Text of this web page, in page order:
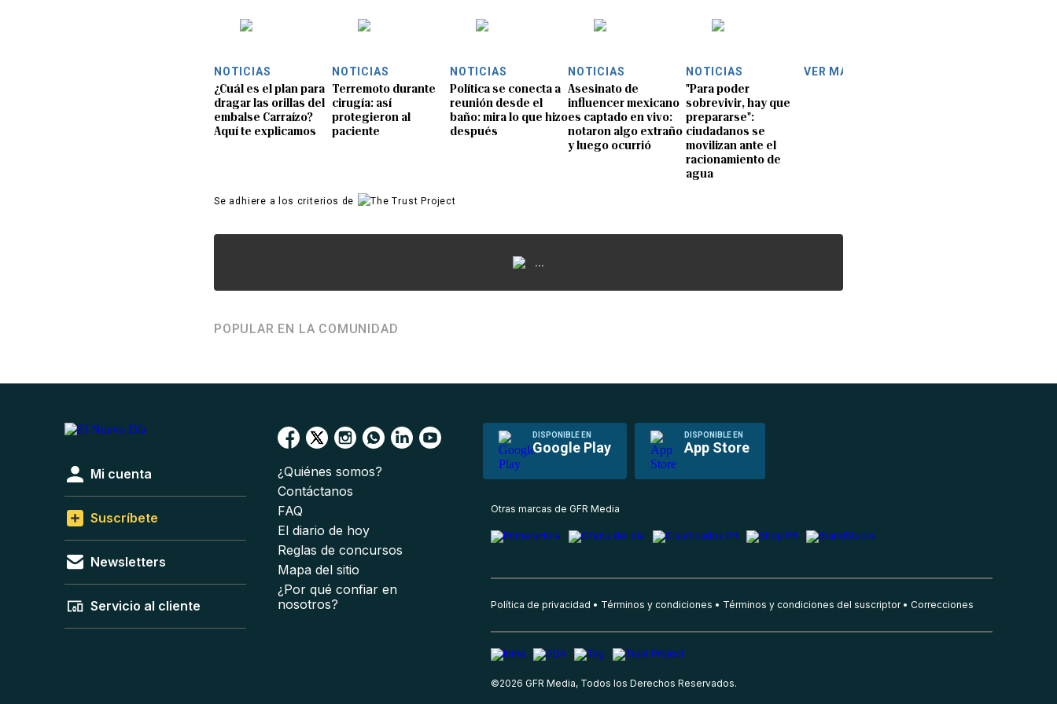
NOTICIAS
¿Cuál es el plan para
dragar las orillas del
embalse Carraízo?
Aquí te explicamos
NOTICIAS
Terremoto durante
cirugía: así
protegieron al
paciente
NOTICIAS
Política se conecta a
reunión desde el
baño: mira lo que hizo
después
NOTICIAS
Asesinato de
influencer mexicano
es captado en vivo:
notaron algo extraño
y luego ocurrió
NOTICIAS
"Para poder
sobrevivir, hay que
prepararse":
ciudadanos se
movilizan ante el
racionamiento de
agua
VER MÁS
Se adhiere a los criterios de
...
POPULAR EN LA COMUNIDAD
DISPONIBLE EN
Google Play
DISPONIBLE EN
App Store
Mi cuenta
Suscríbete
Newsletters
Servicio al cliente
¿Quiénes somos?
Contáctanos
FAQ
El diario de hoy
Reglas de concursos
Mapa del sitio
¿Por qué confiar en
nosotros?
Otras marcas de GFR Media
Política de privacidad Términos y condiciones Términos y condiciones del suscriptor Correcciones
©2026 GFR Media, Todos los Derechos Reservados.